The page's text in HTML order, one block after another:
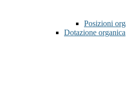
Posizioni
Dotazione organica